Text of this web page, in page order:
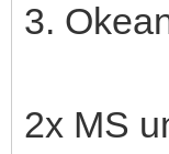
3.
2x MS